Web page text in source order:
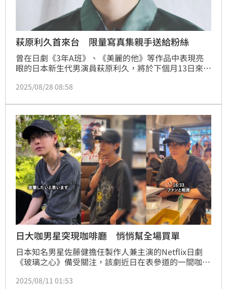
萩原利久首來台 限量寫真集親手送給粉絲
曾在日劇《3年A班》、《美麗的他》等作品中表現亮
眼的日本新生代男演員萩原利久，將於下個月13日來
親自將自己的寫真書交到粉絲手中。日前台灣東販出版
相當驚訝表示：「我從來沒有在海外舉辦過任何個人活
動，這也是第一次來台灣，能有這麼多粉絲參加，非常
開心，也很榮幸。」
2025/08/28 08:58
日大咖男星突現咖啡廳 悄悄幫全場買單
日本知名男星佐藤健擔任製作人兼主演的Netflix日劇
《玻璃之心》備受關注，該劇近日在表參道的一間咖啡
又喜。佐藤健不僅親自品嘗飲品與拉麵，還和粉絲熱情
2025/08/11 01:53